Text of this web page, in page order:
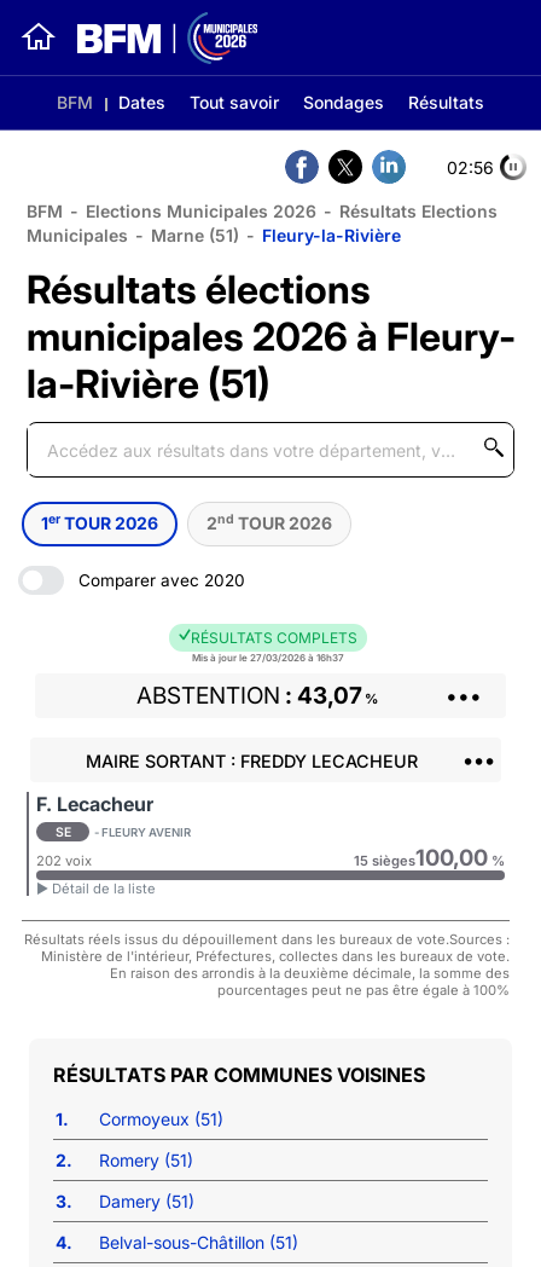
BFM Dates Tout savoir Sondages Résultats
02:56
BFM - Elections Municipales 2026 - Résultats Elections
Municipales - Marne (51) - Fleury-la-Rivière
Résultats élections
municipales 2026 à Fleury-
la-Rivière (51)
1er TOUR 2026 2nd TOUR 2026
Comparer avec 2020
RÉSULTATS COMPLETS
Mis à jour le 27/03/2026 à 16h37
ABSTENTION 43,07 % •••
MAIRE SORTANT : FREDDY LECACHEUR •••
F. Lecacheur
SE - FLEURY AVENIR
202 voix 15 sièges100,00%
► Détail de la liste
Résultats réels issus du dépouillement dans les bureaux de vote.Sources :
Ministère de l'intérieur, Préfectures, collectes dans les bureaux de vote.
En raison des arrondis à la deuxième décimale, la somme des
pourcentages peut ne pas être égale à 100%
COMMUNES VOISINES
1.
Cormoyeux (51)
2.
Romery (51)
3.
Damery (51)
4.
Belval-sous-Châtillon (51)